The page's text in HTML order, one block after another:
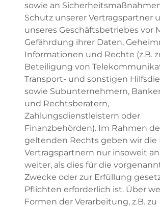
sowie an
Schutz unserer Vertragspartner
unseres Geschäftsbetriebes vor
Gefährdung ihrer Daten,
Informationen und Rechte (z.B.
Beteiligung von
Transport- und sonstigen
sowie Subunternehmern,
und Rechtsberatern,
Zahlungsdienstleistern oder
Finanzbehörden). Im Rahmen
geltenden Rechts geben wir die
Vertragspartnern nur insoweit
weiter, als dies für die
Zwecke oder zur Erfüllung
Pflichten erforderlich ist. Über
Formen der Verarbeitung, z.B. zu